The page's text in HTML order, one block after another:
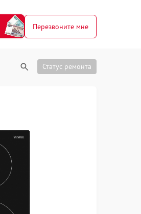
Перезвоните мне
Статус ремонта